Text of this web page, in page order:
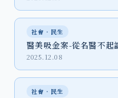
社會‧民生
醫美吸金案-從名醫不起
2025.12.08
社會‧民生